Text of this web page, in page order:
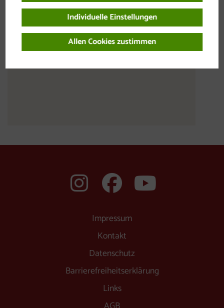
auf Instagram
auf
Impressum
Kontakt
Datenschutz
Barrierefreiheitserklärung
Links
Individuelle Einstellungen
Allen Cookies zustimmen